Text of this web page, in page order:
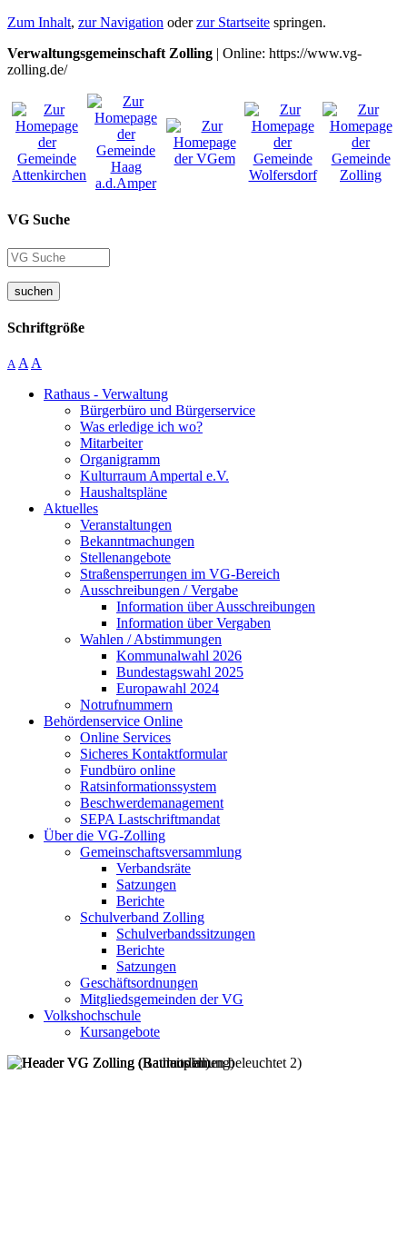
Zum Inhalt, zur Navigation oderzur Startseite springen.
Verwaltungsgemeinschaft Zolling | Online: https://www.vg-
zolling.de/
VG Suche
suchen
Schriftgröße
A A A
Rathaus - Verwaltung
Bürgerbüro und Bürgerservice
Was erledige ich wo?
Mitarbeiter
Organigramm
Kulturraum Ampertal e.V.
Haushaltspläne
Aktuelles
Veranstaltungen
Bekanntmachungen
Stellenangebote
Straßensperrungen im VG-Bereich
Ausschreibungen / Vergabe
Information über Ausschreibungen
Information über Vergaben
Wahlen / Abstimmungen
Kommunalwahl 2026
Bundestagswahl 2025
Europawahl 2024
Notrufnummern
Behördenservice Online
Online Services
Sicheres Kontaktformular
Fundbüro online
Ratsinformationssystem
Beschwerdemanagement
SEPA Lastschriftmandat
Über die VG-Zolling
Gemeinschaftsversammlung
Verbandsräte
Satzungen
Berichte
Schulverband Zolling
Schulverbandssitzungen
Berichte
Satzungen
Geschäftsordnungen
Mitgliedsgemeinden der VG
Volkshochschule
Kursangebote